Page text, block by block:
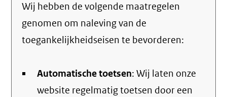
Wij hebben de volgende maatregelen
genomen om naleving van de
toegankelijkheidseisen te bevorderen:
Automatische toetsen: Wij laten onze
website regelmatig toetsen door een